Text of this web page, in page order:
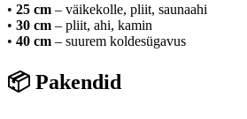
• 25 cm – väikekolle, pliit, saunaahi
• 30 cm – pliit, ahi, kamin
• 40 cm – suurem koldesügavus
📦 Pakendid